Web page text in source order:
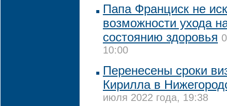
Папа Франциск не
возможности ухода
состоянию здоровья
10:00
Перенесены сроки
Кирилла в
июля 2022 года, 19:38